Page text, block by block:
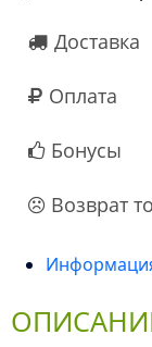
Доставка
Оплата
Бонусы
Возврат